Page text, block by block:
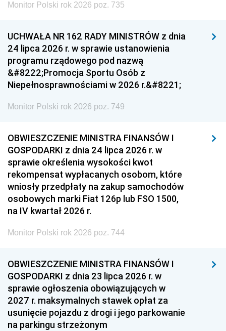
Monitor Polski rok 2026 poz. 735
UCHWAŁA NR 162 RADY MINISTRÓW z dnia
24 lipca 2026 r. w sprawie ustanowienia
programu rządowego pod nazwą
&#8222;Promocja Sportu Osób z
Niepełnosprawnościami w 2026 r.&#8221;
Monitor Polski rok 2026 poz. 749
OBWIESZCZENIE MINISTRA FINANSÓW I
GOSPODARKI z dnia 24 lipca 2026 r. w
sprawie określenia wysokości kwot
rekompensat wypłacanych osobom, które
wniosły przedpłaty na zakup samochodów
osobowych marki Fiat 126p lub FSO 1500,
na IV kwartał 2026 r.
Monitor Polski rok 2026 poz. 744
OBWIESZCZENIE MINISTRA FINANSÓW I
GOSPODARKI z dnia 23 lipca 2026 r. w
sprawie ogłoszenia obowiązujących w
2027 r. maksymalnych stawek opłat za
usunięcie pojazdu z drogi i jego parkowanie
na parkingu strzeżonym